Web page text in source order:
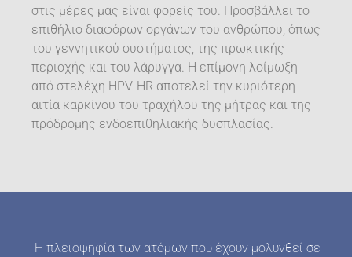
στις μέρες μας είναι φορείς του. Προσβάλλει το
επιθήλιο διαφόρων οργάνων του ανθρώπου, όπως
του γεννητικού συστήματος, της πρωκτικής
περιοχής και του λάρυγγα. Η επίμονη λοίμωξη
από στελέχη HPV-HR αποτελεί την κυριότερη
αιτία καρκίνου του τραχήλου της μήτρας και της
πρόδρομης ενδοεπιθηλιακής δυσπλασίας.
Η πλειοψηφία των ατόμων που έχουν μολυνθεί σε